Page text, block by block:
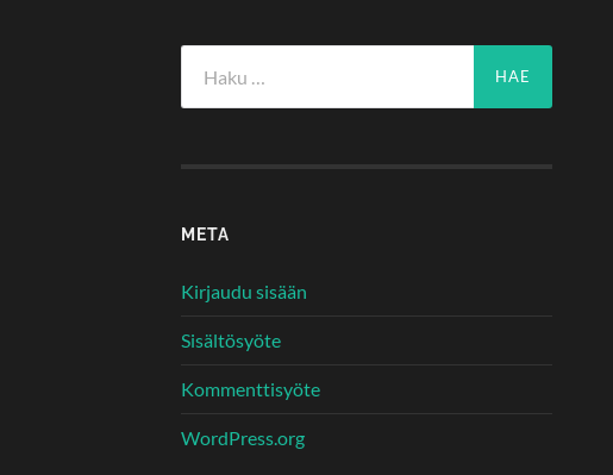
META
Kirjaudu sisään
Sisältösyöte
Kommenttisyöte
WordPress.org